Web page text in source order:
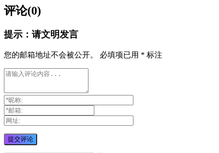
评论(0)
提示：请文明发言
您的邮箱地址不会被公开。 必填项已用 * 标注